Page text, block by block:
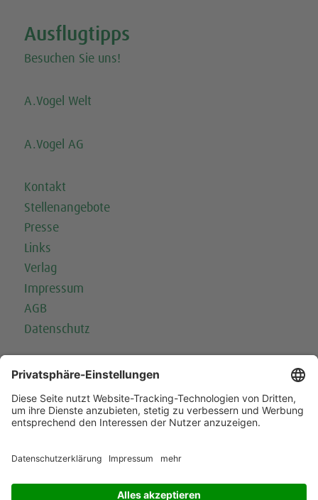
Ausflugtipps
Besuchen Sie uns!
A.Vogel Welt
A.Vogel AG
Kontakt
Stellenangebote
Presse
Links
Verlag
Impressum
AGB
Datenschutz